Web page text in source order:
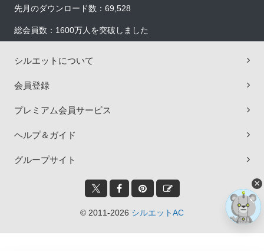
先月のダウンロード数：69,528
総会員数：1600万人を突破しました
シルエットについて
会員登録
プレミアム会員サービス
ヘルプ＆ガイド
グループサイト
© 2011-2026 シルエットAC
×